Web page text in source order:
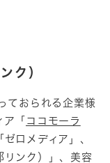
ク）
ておられる企業様
「 ココモーラ
ロメディア」、
リンク）」、美容